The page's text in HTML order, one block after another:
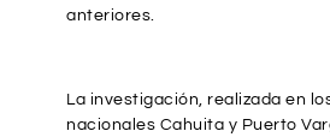
anteriores.
La investigación, realizada en
nacionales Cahuita y Puerto